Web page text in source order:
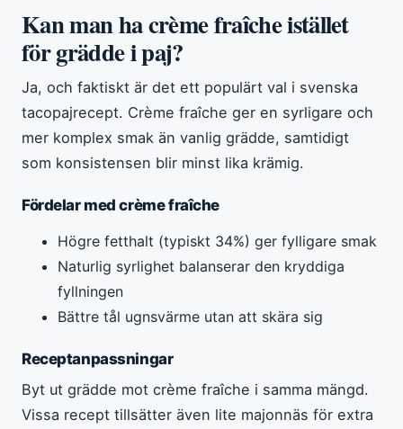
Kan man ha crème fraîche istället
för grädde i paj?
Ja, och faktiskt är det ett populärt val i svenska
tacopajrecept. Crème fraîche ger en syrligare och
mer komplex smak än vanlig grädde, samtidigt
som konsistensen blir minst lika krämig.
Fördelar med crème fraîche
Högre fetthalt (typiskt 34%) ger fylligare smak
Naturlig syrlighet balanserar den kryddiga
fyllningen
Bättre tål ugnsvärme utan att skära sig
Receptanpassningar
Byt ut grädde mot crème fraîche i samma mängd.
Vissa recept tillsätter även lite majonnäs för extra